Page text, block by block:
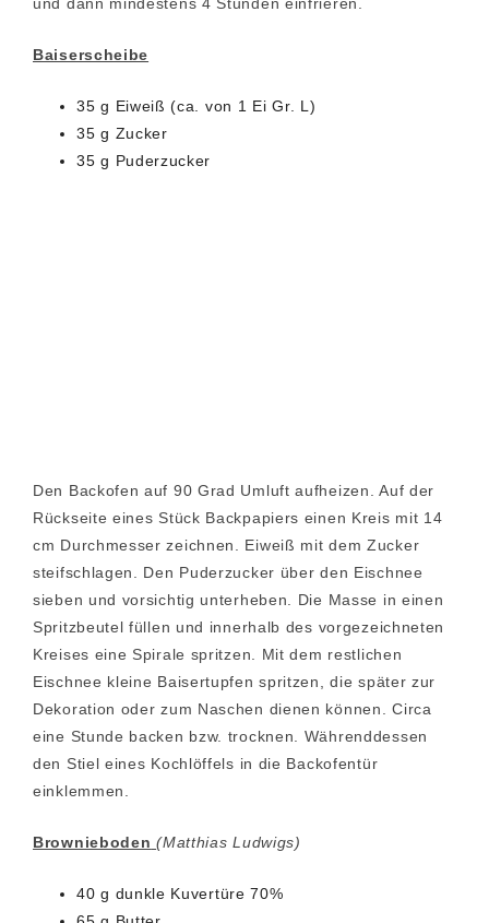
Baiserscheibe
35 g Eiweiß (ca. von 1 Ei Gr. L)
35 g Zucker
35 g Puderzucker
Den Backofen auf 90 Grad Umluft aufheizen. Auf der
Rückseite eines Stück Backpapiers einen Kreis mit 14
cm Durchmesser zeichnen. Eiweiß mit dem Zucker
steifschlagen. Den Puderzucker über den Eischnee
sieben und vorsichtig unterheben. Die Masse in einen
Spritzbeutel füllen und innerhalb des vorgezeichneten
Kreises eine Spirale spritzen. Mit dem restlichen
Eischnee kleine Baisertupfen spritzen, die später zur
Dekoration oder zum Naschen dienen können. Circa
eine Stunde backen bzw. trocknen. Währenddessen
den Stiel eines Kochlöffels in die Backofentür
einklemmen.
Brownieboden (Matthias Ludwigs)
40 g dunkle Kuvertüre 70%